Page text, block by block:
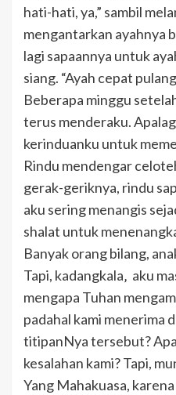
hati-hati, ya,” sambil
mengantarkan ayahnya
lagi sapaannya untuk
siang. “Ayah cepat
Beberapa minggu
terus menderaku.
kerinduanku untuk
Rindu mendengar
gerak-geriknya, rindu
aku sering menangis
shalat untuk
Banyak orang bilang,
Tapi, kadangkala‚ aku
mengapa Tuhan
padahal kami menerima
titipanNya tersebut?
kesalahan kami? Tapi,
Yang Mahakuasa,